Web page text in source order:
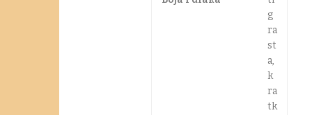
g
ra
st
a,
k
ra
tk